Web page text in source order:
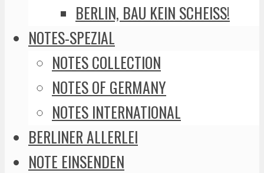
BERLIN, BAU KEIN SCHEISS!
NOTES-SPEZIAL
NOTES COLLECTION
NOTES OF GERMANY
NOTES INTERNATIONAL
BERLINER ALLERLEI
NOTE EINSENDEN